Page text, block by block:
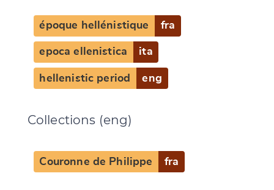
époque hellénistique fra
epoca ellenistica ita
hellenistic period eng
Collections (eng)
Couronne de Philippe fra